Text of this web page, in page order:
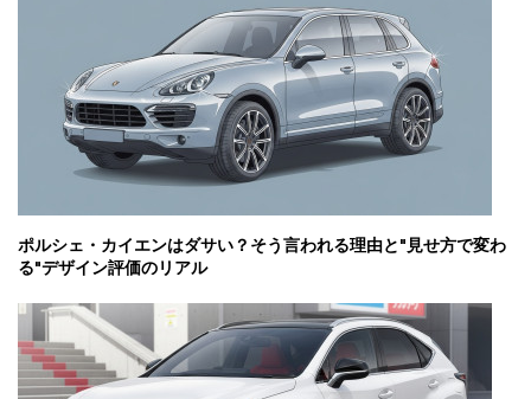
ポルシェ・カイエンはダサい？そう言われる理由と"見せ方で変わ
る"デザイン評価のリアル